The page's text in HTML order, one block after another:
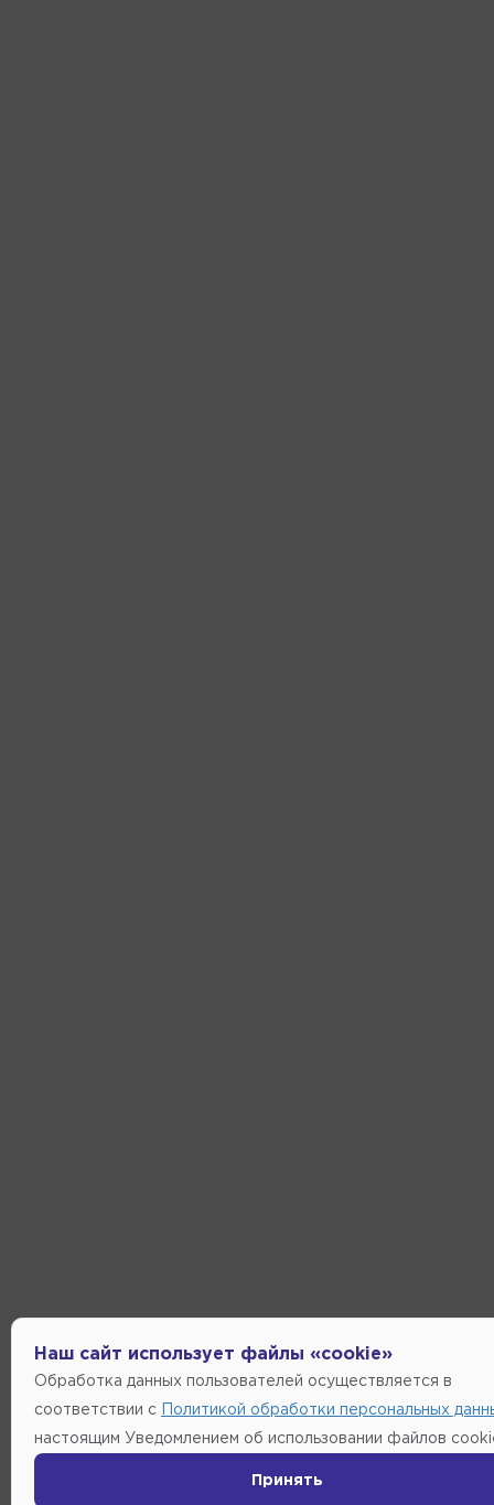
Наш сайт использует файлы «cookie»
Обработка данных пользователей осуществляется в
соответствии с Политикой обработки персональных
настоящим Уведомлением об использовании файлов
Принять